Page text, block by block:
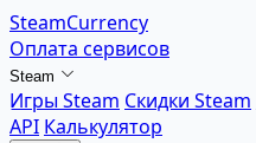
SteamCurrency
Оплата сервисов
Steam
Игры Steam Скидки Steam
API Калькулятор